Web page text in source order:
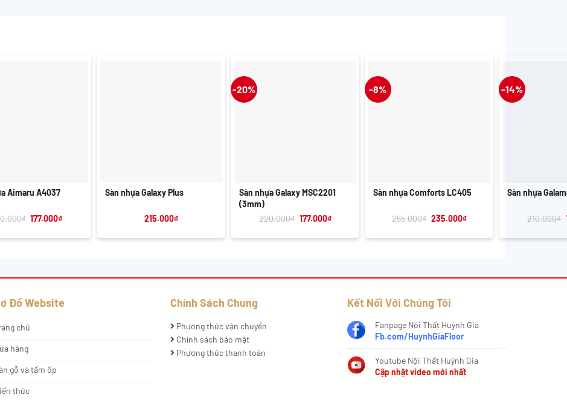
Aimaru A4037
₫ Giá
177.000₫Giá
Sàn nhựa Galaxy Plus
215.000₫
-20%
Sàn nhựa Galaxy MSC2201
(3mm)
220.000₫ Giá
177.000₫Giá
-8%
Sàn nhựa Comforts LC405
255.000₫ Giá
235.000₫Giá
-14%
Sàn nhựa
210.000₫
Đồ Website
chủ
hàng
gỗ và tấm ốp
thức
Chính Sách Chung
Phương thức vận chuyển
Chính sách bảo mật
Phương thức thanh toán
Kết Nối Với Chúng Tôi
Fanpage Nội Thất Huỳnh Gia
Fb.com/HuynhGiaFloor
Youtube Nội Thất Huỳnh Gia
Cập nhật video mới nhất